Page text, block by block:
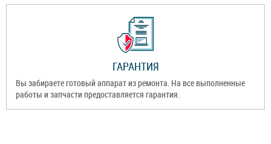
ГАРАНТИЯ
Вы забираете готовый аппарат из ремонта. На все выполненные
работы и запчасти предоставляется гарантия.